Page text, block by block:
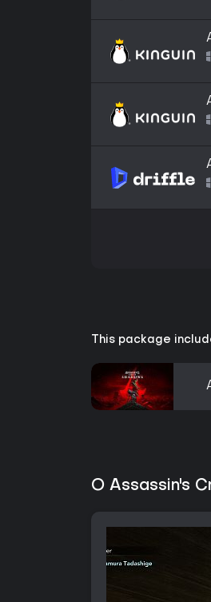
This package
O Assassin's